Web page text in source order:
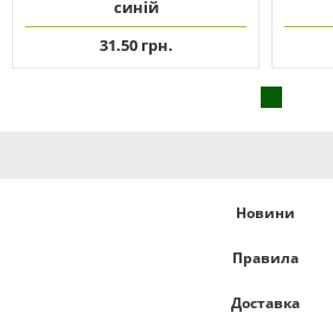
синій
31.50 грн.
Новини
Правила
Доставка